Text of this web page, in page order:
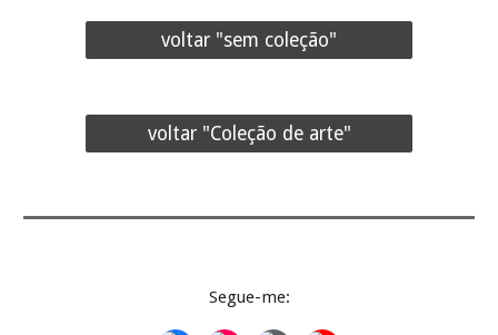
voltar "sem coleção"
voltar "Coleção de arte"
Segue-me: